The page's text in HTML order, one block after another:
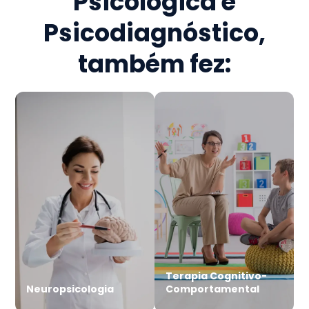
Psicodiagnóstico,
também fez:
Neuropsicologia
Terapia Cognitivo-
Comportamental